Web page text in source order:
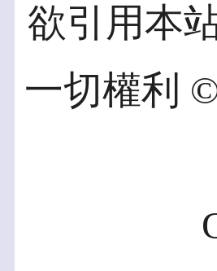
欲引用本
一切權利